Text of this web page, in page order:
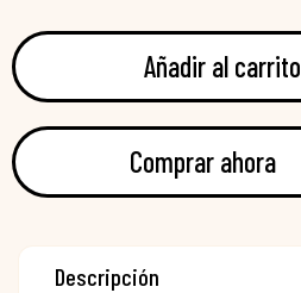
Añadir al carrito
Comprar ahora
Descripción